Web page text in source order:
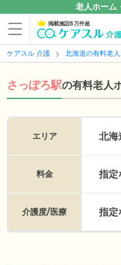
老人ホーム
掲載施設5万件超
ケアスル 介護 北海道の有料老
さっぽろ駅の有料老人
エリア 北海
料金 指定
介護度/医療 指定